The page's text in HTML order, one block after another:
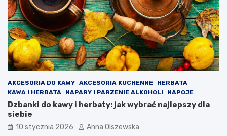
AKCESORIA DO KAWY AKCESORIA KUCHENNE
HERBATA
KAWA I HERBATA
NAPARY I PARZENIE ALKOHOLI NAPOJE
Dzbanki do kawy i herbaty: jak wybrać najlepszy dla
siebie
10 stycznia 2026 Anna Olszewska